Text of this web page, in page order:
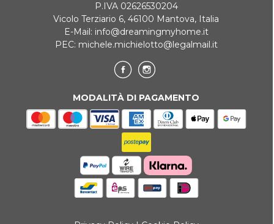
P.IVA 02626530204
Vicolo Terziario 6, 46100 Mantova, Italia
E-Mail: info@dreamingmyhome.it
PEC: michele.michielotto@legalmail.it
MODALITÀ DI PAGAMENTO